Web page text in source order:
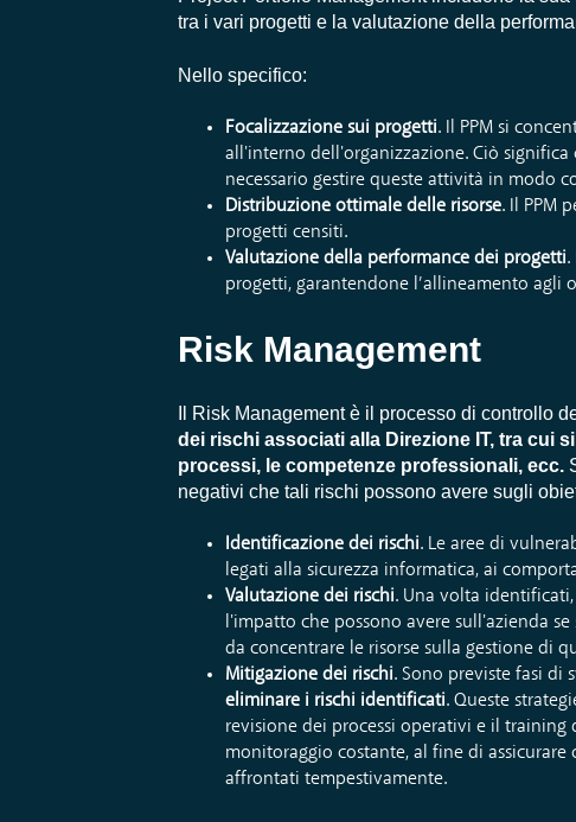
tra i vari progetti e la valutazione della
Nello specifico:
Focalizzazione sui progetti. Il PPM si
all'interno dell'organizzazione. Ciò
necessario gestire queste attività in modo
Distribuzione ottimale delle risorse. Il PPM
progetti censiti.
Valutazione della performance dei progetti.
progetti, garantendone l’allineamento agli
Risk Management
Il Risk Management è il processo di controllo
dei rischi associati alla Direzione IT, tra cui
processi, le competenze professionali, ecc.
negativi che tali rischi possono avere sugli
Identificazione dei rischi. Le aree di
legati alla sicurezza informatica, ai
Valutazione dei rischi. Una volta
l'impatto che possono avere sull'azienda
da concentrare le risorse sulla gestione di
Mitigazione dei rischi. Sono previste fasi di
eliminare i rischi identificati. Queste
revisione dei processi operativi e il training
monitoraggio costante, al fine di
affrontati tempestivamente.